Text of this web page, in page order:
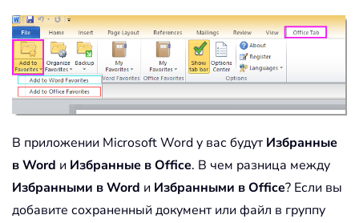
В приложении Microsoft Word у вас будут Избранные
в Word и Избранные в Office. В чем разница между
Избранными в Word и Избранными в Office? Если вы
добавите сохраненный документ или файл в группу